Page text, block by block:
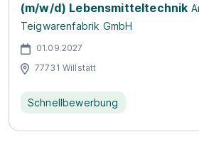
(m/w/d) Lebensmitteltechnik
Teigwarenfabrik GmbH
01.09.2027
77731 Willstätt
Schnellbewerbung